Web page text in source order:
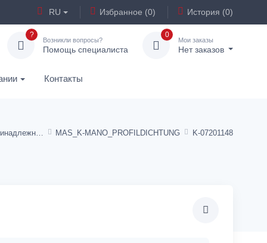
RU Избранное (0) История (0)
?
Возникли вопросы?
Помощь специалиста
0
Мои заказы
Нет заказов
Контакты
Манометрические принадлежности MAS_K-MANO_PROFILDICHTUNG K-07201148